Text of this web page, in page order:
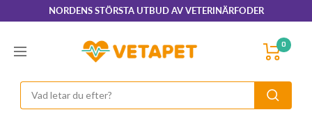
till
NORDENS STÖRSTA UTBUD AV VETERINÄRFODER
Navigering
VetaPet.com 0